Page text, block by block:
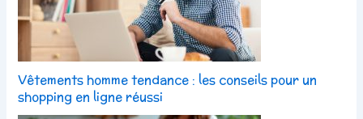
Vêtements homme tendance : les conseils pour un
shopping en ligne réussi